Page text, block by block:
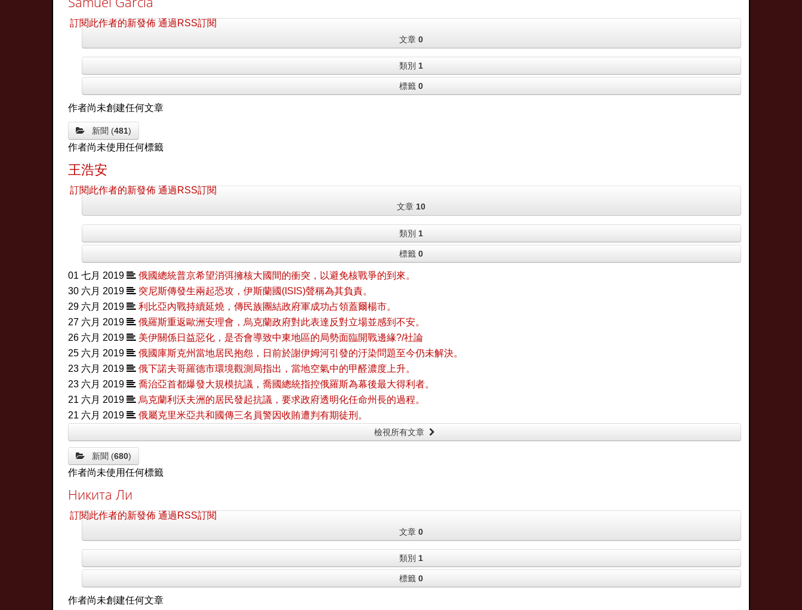
訂閱此作者的新發佈 通過RSS訂閱
文章0
類別 1
標籤0
作者尚未創建任何文章
新聞 (481)
作者尚未使用任何標籤
王浩安
訂閱此作者的新發佈 通過RSS訂閱
文章10
類別 1
標籤0
01 七月 2019
俄國總統普京希望消弭擁核大國間的衝突，以避免核戰爭的到來。
30 六月 2019
突尼斯傳發生兩起恐攻，伊斯蘭國(ISIS)聲稱為其負責。
29 六月 2019
利比亞內戰持續延燒，傳民族團結政府軍成功占領蓋爾楊市。
27 六月 2019
俄羅斯重返歐洲安理會，烏克蘭政府對此表達反對立場並感到不安。
26 六月 2019
美伊關係日益惡化，是否會導致中東地區的局勢面臨開戰邊緣?/社論
25 六月 2019
俄國庫斯克州當地居民抱怨，日前於謝伊姆河引發的汙染問題至今仍未解決。
23 六月 2019
俄下諾夫哥羅德市環境觀測局指出，當地空氣中的甲醛濃度上升。
23 六月 2019
喬治亞首都爆發大規模抗議，喬國總統指控俄羅斯為幕後最大得利者。
21 六月 2019
烏克蘭利沃夫洲的居民發起抗議，要求政府透明化任命州長的過程。
21 六月 2019
俄屬克里米亞共和國傳三名員警因收賄遭判有期徒刑。
檢視所有文章
新聞 (680)
作者尚未使用任何標籤
Никита Ли
訂閱此作者的新發佈 通過RSS訂閱
文章0
類別 1
標籤0
作者尚未創建任何文章